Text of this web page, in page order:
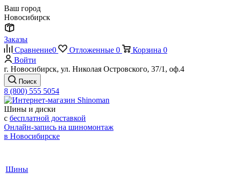
Ваш город
Новосибирск
Заказы
Сравнение0 Отложенные 0 Корзина 0
Войти
г. Новосибирск, ул. Николая Островского, 37/1, оф.4
Поиск
8 (800) 555 5054
Шины и диски
с бесплатной доставкой
Онлайн-запись на шиномонтаж
в Новосибирске
Шины